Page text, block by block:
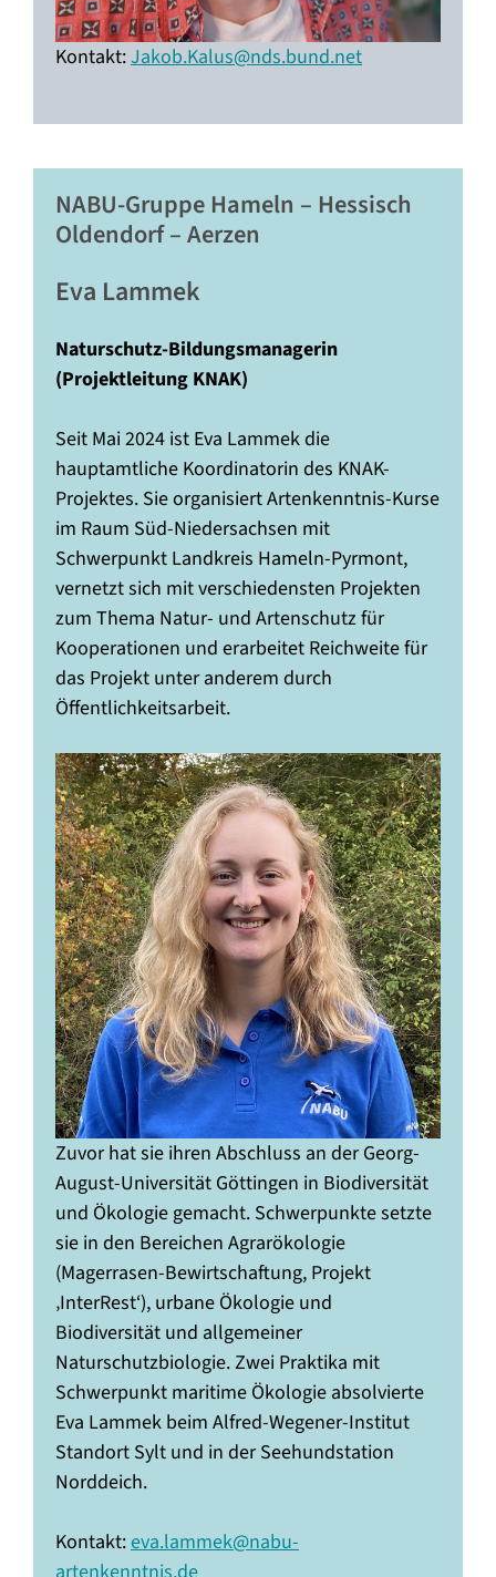
Kontakt:Jakob.Kalus@nds.bund.net
NABU-Gruppe Hameln – Hessisch
Oldendorf – Aerzen
Eva Lammek
Naturschutz-Bildungsmanagerin
(Projektleitung KNAK)
Seit Mai 2024 ist Eva Lammek die
hauptamtliche Koordinatorin des KNAK-
Projektes. Sie organisiert Artenkenntnis-Kurse
im Raum Süd-Niedersachsen mit
Schwerpunkt Landkreis Hameln-Pyrmont,
vernetzt sich mit verschiedensten Projekten
zum Thema Natur- und Artenschutz für
Kooperationen und erarbeitet Reichweite für
das Projekt unter anderem durch
Öffentlichkeitsarbeit.
Zuvor hat sie ihren Abschluss an der Georg-
August-Universität Göttingen in Biodiversität
und Ökologie gemacht. Schwerpunkte setzte
sie in den Bereichen Agrarökologie
(Magerrasen-Bewirtschaftung, Projekt
‚InterRest‘), urbane Ökologie und
Biodiversität und allgemeiner
Naturschutzbiologie. Zwei Praktika mit
Schwerpunkt maritime Ökologie absolvierte
Eva Lammek beim Alfred-Wegener-Institut
Standort Sylt und in der Seehundstation
Norddeich.
Kontakt:eva.lammek@nabu-